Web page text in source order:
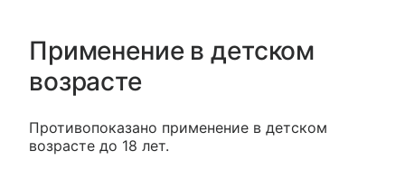
Применение в детском
возрасте
Противопоказано применение в детском
возрасте до 18 лет.